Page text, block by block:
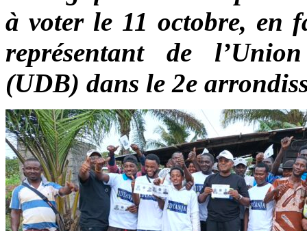
à voter le 11 octobre, en
représentant de
(UDB) dans le 2e